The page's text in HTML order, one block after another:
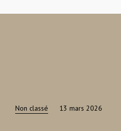
Non classé 13 mars 2026